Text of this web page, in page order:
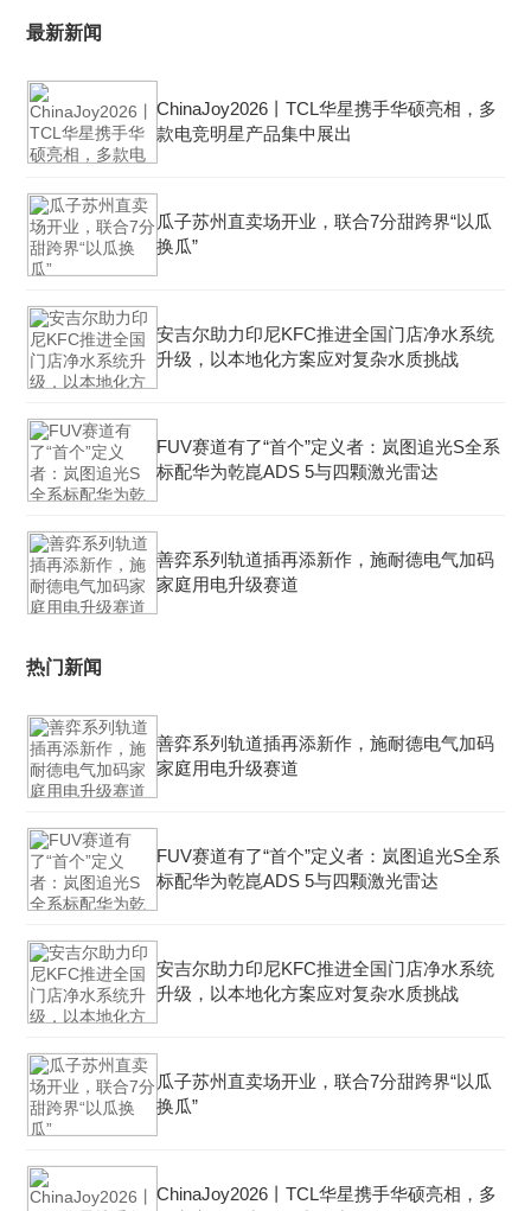
最新新闻
ChinaJoy2026丨TCL华星携手华硕亮相，多
款电竞明星产品集中展出
瓜子苏州直卖场开业，联合7分甜跨界“以瓜
换瓜”
安吉尔助力印尼KFC推进全国门店净水系统
升级，以本地化方案应对复杂水质挑战
FUV赛道有了“首个”定义者：岚图追光S全系
标配华为乾崑ADS 5与四颗激光雷达
善弈系列轨道插再添新作，施耐德电气加码
家庭用电升级赛道
热门新闻
善弈系列轨道插再添新作，施耐德电气加码
家庭用电升级赛道
FUV赛道有了“首个”定义者：岚图追光S全系
标配华为乾崑ADS 5与四颗激光雷达
安吉尔助力印尼KFC推进全国门店净水系统
升级，以本地化方案应对复杂水质挑战
瓜子苏州直卖场开业，联合7分甜跨界“以瓜
换瓜”
ChinaJoy2026丨TCL华星携手华硕亮相，多